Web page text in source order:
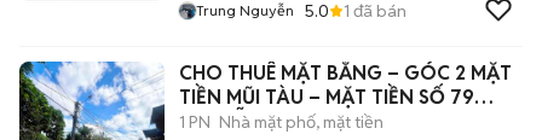
Trung Nguyễn 5.0 1 đã bán
CHO THUÊ MẶT BẰNG – GÓC 2 MẶT
TIỀN MŨI TÀU – MẶT TIỀN SỐ 79
NGUYỄN DU
1 PN Nhà mặt phố, mặt tiền